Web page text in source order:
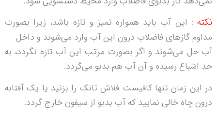
نکته : این آب باید همواره تمیز و تازه باشد، زیرا بصورت
مداوم گازهای فاضلاب درون این آب وارد می‌شوند و داخل
آب حل می‌شوند و اگر بصورت مرتب این آب تازه نگردد، به
حد اشباع رسیده و آن آب هم بدبو می‌گردد.
در این زمان تنها کافیست فلاش تانک را بزنید یا یک آفتابه
درون چاه خالی نمایید که آب بدبو از سیفون خارج گردد.